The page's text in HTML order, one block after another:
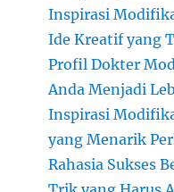
Inspirasi
Ide Kreatif yang
Profil Dokter
Anda Menjadi
Inspirasi
yang Menarik
Rahasia Sukses